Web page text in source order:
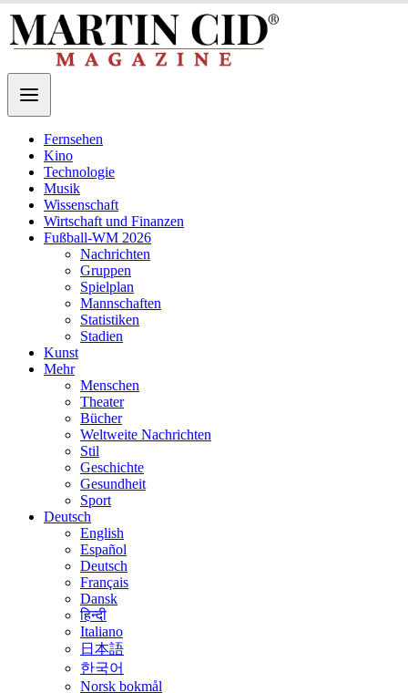
Fernsehen
Kino
Technologie
Musik
Wissenschaft
Wirtschaft und Finanzen
Fußball-WM 2026
Nachrichten
Gruppen
Spielplan
Mannschaften
Statistiken
Stadien
Kunst
Mehr
Menschen
Theater
Bücher
Weltweite Nachrichten
Stil
Geschichte
Gesundheit
Sport
Deutsch
English
Español
Deutsch
Français
Dansk
हिन्दी
Italiano
日本語
한국어
Norsk bokmål